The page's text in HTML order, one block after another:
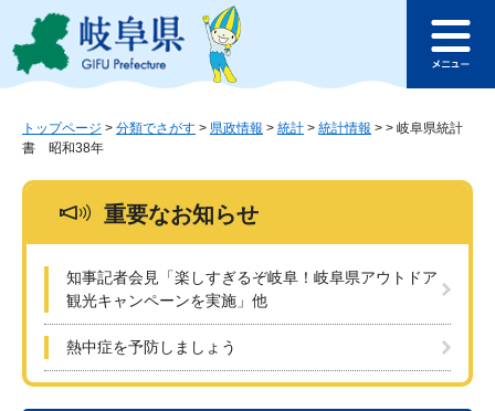
ジ
ュ
このページの本文へ
ュ
トップページ > 分類でさがす > 県政情報 > 統計 > 統計情報 > > 岐阜県統計
書 昭和38年
重要なお知らせ
知事記者会見「楽しすぎるぞ岐阜！岐阜県アウトドア
観光キャンペーンを実施」他
熱中症を予防しましょう